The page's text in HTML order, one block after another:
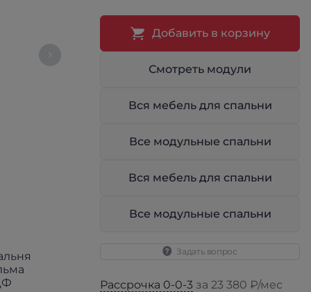
Добавить в корзину
Смотреть модули
Вся мебель для спальни
Все модульные спальни
Вся мебель для спальни
Все модульные спальни
Задать вопрос
Рассрочка 0-0-3 за 23 380 ₽/мес